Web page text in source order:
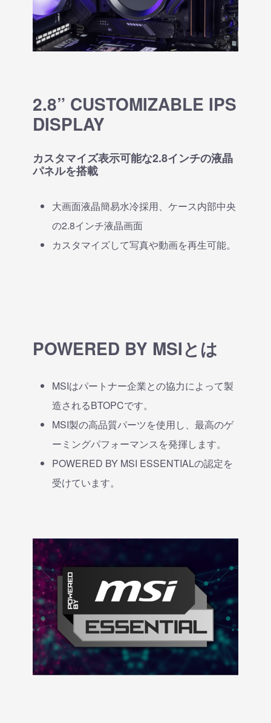
2.8” CUSTOMIZABLE IPS
DISPLAY
カスタマイズ表示可能な2.8インチの液晶
パネルを搭載
大画面液晶簡易水冷採用、ケース内部中央
の2.8インチ液晶画面
カスタマイズして写真や動画を再生可能。
POWERED BY MSIとは
MSIはパートナー企業との協力によって製
造されるBTOPCです。
MSI製の高品質パーツを使用し、最高のゲ
ーミングパフォーマンスを発揮します。
POWERED BY MSI ESSENTIALの認定を
受けています。